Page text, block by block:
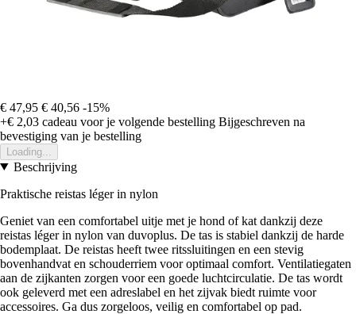
€ 47,95 € 40,56 -15%
+€ 2,03 cadeau voor je volgende bestelling Bijgeschreven na
bevestiging van je bestelling
Loading...
Beschrijving
Praktische reistas léger in nylon
Geniet van een comfortabel uitje met je hond of kat dankzij deze
reistas léger in nylon van duvoplus. De tas is stabiel dankzij de harde
bodemplaat. De reistas heeft twee ritssluitingen en een stevig
bovenhandvat en schouderriem voor optimaal comfort. Ventilatiegaten
aan de zijkanten zorgen voor een goede luchtcirculatie. De tas wordt
ook geleverd met een adreslabel en het zijvak biedt ruimte voor
accessoires. Ga dus zorgeloos, veilig en comfortabel op pad.